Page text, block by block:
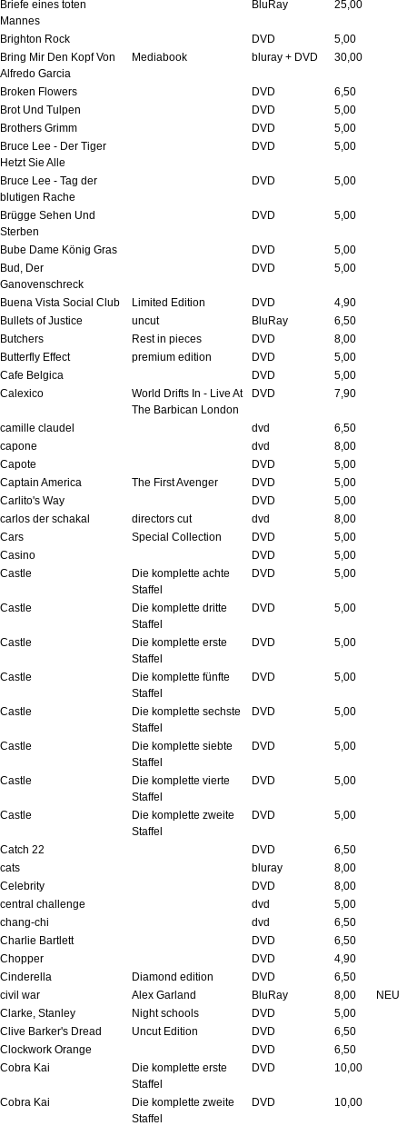
Briefe eines toten
Mannes
BluRay 25,00
Brighton Rock DVD
5,00
Bring Mir Den Kopf Von
Alfredo Garcia
Mediabook bluray + DVD 30,00
Broken Flowers DVD
6,50
Brot Und Tulpen
DVD
5,00
Brothers Grimm
DVD
5,00
Bruce Lee - Der Tiger
Hetzt Sie Alle
DVD 5,00
Bruce Lee - Tag der
blutigen Rache
DVD 5,00
Brügge Sehen Und
Sterben
DVD 5,00
Bube Dame König Gras DVD
5,00
Bud, Der
Ganovenschreck
DVD 5,00
Buena Vista Social Club Limited Edition DVD
4,90
Bullets of Justice
uncut BluRay
6,50
Butchers
Rest in pieces DVD
8,00
Butterfly Effect
premium edition DVD
5,00
Cafe Belgica
DVD
5,00
Calexico
World Drifts In - Live At
The Barbican London
DVD 7,90
camille claudel dvd
6,50
capone
dvd
8,00
Capote
DVD
5,00
Captain America
The First Avenger DVD
5,00
Carlito's Way
DVD
5,00
carlos der schakal
directors cut dvd
8,00
Cars
Special Collection DVD
5,00
Casino
DVD
5,00
Castle
Die komplette achte
Staffel
DVD 5,00
Castle
Die komplette dritte
Staffel
DVD 5,00
Castle
Die komplette erste
Staffel
DVD 5,00
Castle
Die komplette fünfte
Staffel
DVD 5,00
Castle
Die komplette sechste
Staffel
DVD 5,00
Castle
Die komplette siebte
Staffel
DVD 5,00
Castle
Die komplette vierte
Staffel
DVD 5,00
Castle
Die komplette zweite
Staffel
DVD 5,00
Catch 22 DVD
6,50
cats
bluray
8,00
Celebrity
DVD
8,00
central challenge
dvd
5,00
chang-chi
dvd
6,50
Charlie Bartlett
DVD
6,50
Chopper
DVD
4,90
Cinderella
Diamond edition DVD
6,50
civil war
Alex Garland BluRay 8,00
NEU
Clarke, Stanley
Night schools DVD
5,00
Clive Barker's Dread
Uncut Edition DVD
6,50
Clockwork Orange
DVD
6,50
Cobra Kai
Die komplette erste
Staffel
DVD 10,00
Cobra Kai
Die komplette zweite
Staffel
DVD 10,00